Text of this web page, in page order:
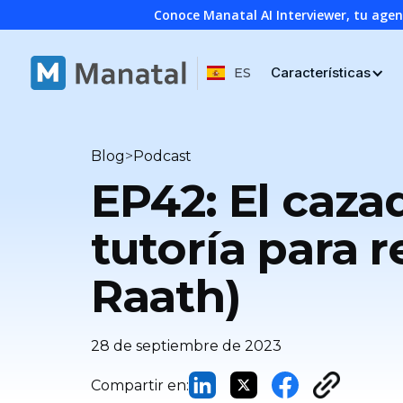
Conoce Manatal AI Interviewer, tu
ES Características
Blog>Podcast
EP42: El
tutoría para
Raath)
28 de septiembre de 2023
Compartir en: